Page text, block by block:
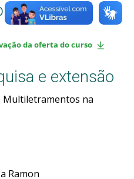
da
da oferta do curso
e extensão
Multiletramentos na
Ramon